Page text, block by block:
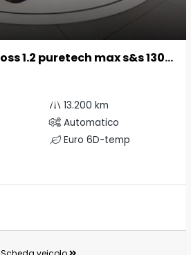
CITROEN C3 aircross 1.2 puretech max s&s 130cv eat6
13.200 km
Automatico
Euro 6D-temp